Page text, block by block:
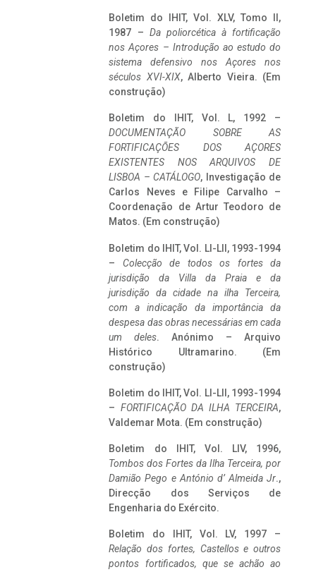
Boletim do IHIT, Vol. XLV, Tomo II,
1987 – Da poliorcética à fortificação
nos Açores – Introdução ao estudo do
sistema defensivo nos Açores nos
séculos XVI-XIX, Alberto Vieira. (Em
construção)
Boletim do IHIT, Vol. L, 1992 –
DOCUMENTAÇÃO SOBRE AS
FORTIFICAÇÕES DOS AÇORES
EXISTENTES NOS ARQUIVOS DE
LISBOA – CATÁLOGO, Investigação de
Carlos Neves e Filipe Carvalho –
Coordenação de Artur Teodoro de
Matos. (Em construção)
Boletim do IHIT, Vol. LI-LII, 1993-1994
– Colecção de todos os fortes da
jurisdição da Villa da Praia e da
jurisdição da cidade na ilha Terceira,
com a indicação da importância da
despesa das obras necessárias em cada
um deles. Anónimo – Arquivo
Histórico Ultramarino. (Em
construção)
Boletim do IHIT, Vol. LI-LII, 1993-1994
– FORTIFICAÇÃO DA ILHA TERCEIRA,
Valdemar Mota. (Em construção)
Boletim do IHIT, Vol. LIV, 1996,
Tombos dos Fortes da Ilha Terceira, por
Damião Pego e António d’ Almeida Jr.,
Direcção dos Serviços de
Engenharia do Exército.
Boletim do IHIT, Vol. LV, 1997 –
Relação dos fortes, Castellos e outros
pontos fortificados, que se achão ao